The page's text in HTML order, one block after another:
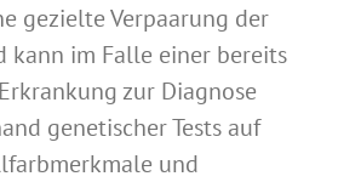
gezielte Verpaarung der
kann im Falle einer bereits
zur Diagnose
genetischer Tests auf
und